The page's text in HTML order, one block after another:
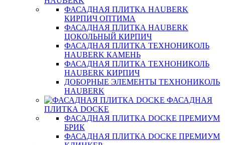
ФАСАДНАЯ ПЛИТКА HAUBERK
КИРПИЧ ОПТИМА
ФАСАДНАЯ ПЛИТКА HAUBERK
ЦОКОЛЬНЫЙ КИРПИЧ
ФАСАДНАЯ ПЛИТКА ТЕХНОНИКОЛЬ
HAUBERK КАМЕНЬ
ФАСАДНАЯ ПЛИТКА ТЕХНОНИКОЛЬ
HAUBERK КИРПИЧ
ДОБОРНЫЕ ЭЛЕМЕНТЫ ТЕХНОНИКОЛЬ
HAUBERK
ФАСАДНАЯ
ПЛИТКА DOCKE
ФАСАДНАЯ ПЛИТКА DOCKE ПРЕМИУМ
БРИК
ФАСАДНАЯ ПЛИТКА DOCKE ПРЕМИУМ